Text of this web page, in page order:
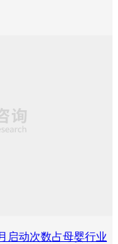
启动次数占母婴行业